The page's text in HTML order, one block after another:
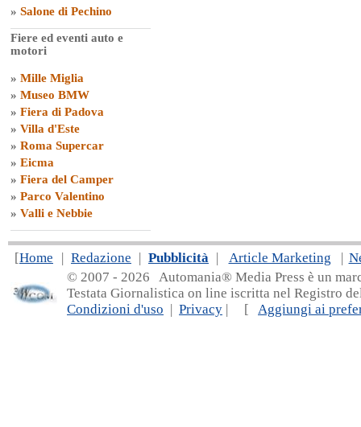
» Salone di Pechino
Fiere ed eventi auto e
motori
» Mille Miglia
» Museo BMW
» Fiera di Padova
» Villa d'Este
» Roma Supercar
» Eicma
» Fiera del Camper
» Parco Valentino
» Valli e Nebbie
[Home | Redazione | Pubblicità | Article Marketing |
© 2007 - 2026 Automania® Media Press è un
Testata Giornalistica on line iscritta nel Registro
Condizioni d'uso | Privacy | [ Aggiungi ai